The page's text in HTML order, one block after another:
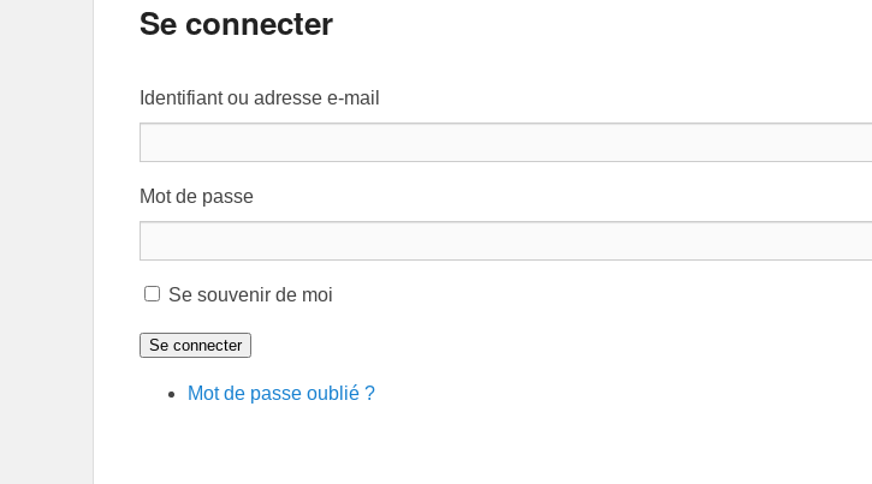
Se connecter
Identifiant ou adresse e-mail
Mot de passe
Se souvenir de moi
Se connecter
Mot de passe oublié ?